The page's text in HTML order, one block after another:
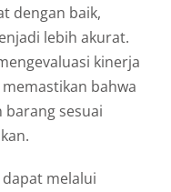
dengan baik,
lebih akurat.
kinerja
bahwa
sesuai
melalui